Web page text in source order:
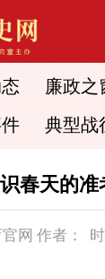
廉政之
典型战
春天的准
网 作者：